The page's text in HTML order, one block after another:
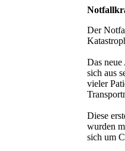
Der
Das
sich aus
vieler
Diese
wurden
sich um